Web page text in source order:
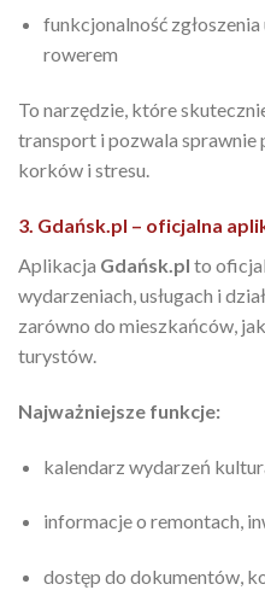
funkcjonalność
rowerem
To narzędzie, które
transport i pozwala sprawnie
korków i stresu.
3. Gdańsk.pl – oficjalna
Aplikacja Gdańsk.pl to
wydarzeniach, usługach i
zarówno do mieszkańców,
turystów.
Najważniejsze funkcje:
kalendarz wydarzeń
informacje o remontach,
dostęp do dokumentów,